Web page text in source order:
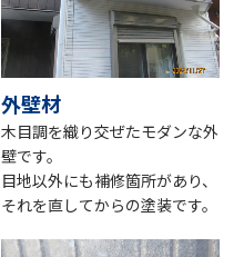
外壁材
木目調を織り交ぜたモダンな外
壁です。
目地以外にも補修箇所があり、
それを直してからの塗装です。